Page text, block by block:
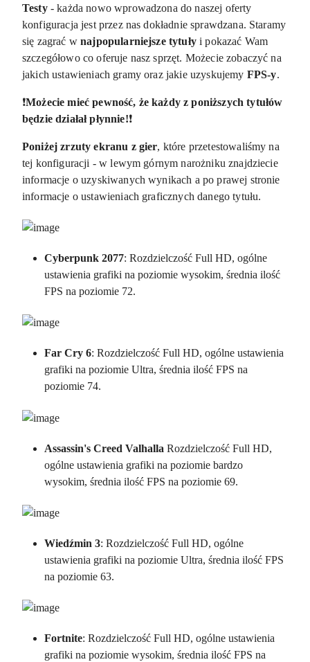
Testy- każda nowo wprowadzona do naszej oferty
konfiguracja jest przez nas dokładnie sprawdzana. Staramy
się zagrać wnajpopularniejsze tytułyi pokazać Wam
szczegółowo co oferuje nasz sprzęt. Możecie zobaczyć na
jakich ustawieniach gramy oraz jakie uzyskujemy FPS-y.
❗️Możecie mieć pewność, że każdy z poniższych tytułów
będzie działał płynnie!❗️
Poniżej zrzuty ekranu z gier, które przetestowaliśmy na
tej konfiguracji - w lewym górnym narożniku znajdziecie
informacje o uzyskiwanych wynikach a po prawej stronie
informacje o ustawieniach graficznych danego tytułu.
Cyberpunk 2077: Rozdzielczość Full HD, ogólne
ustawienia grafiki na poziomie wysokim, średnia ilość
FPS na poziomie 72.
Far Cry 6: Rozdzielczość Full HD, ogólne ustawienia
grafiki na poziomie Ultra, średnia ilość FPS na
poziomie 74.
Assassin's Creed Valhalla Rozdzielczość Full HD,
ogólne ustawienia grafiki na poziomie bardzo
wysokim, średnia ilość FPS na poziomie 69.
Wiedźmin 3: Rozdzielczość Full HD, ogólne
ustawienia grafiki na poziomie Ultra, średnia ilość FPS
na poziomie 63.
Fortnite: Rozdzielczość Full HD, ogólne ustawienia
grafiki na poziomie wysokim, średnia ilość FPS na